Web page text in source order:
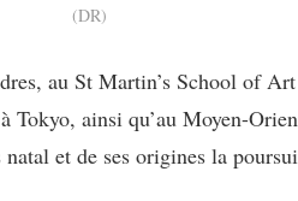
(DR)
au St Martin’s School of
Tokyo, ainsi qu’au Moyen-
et de ses origines la